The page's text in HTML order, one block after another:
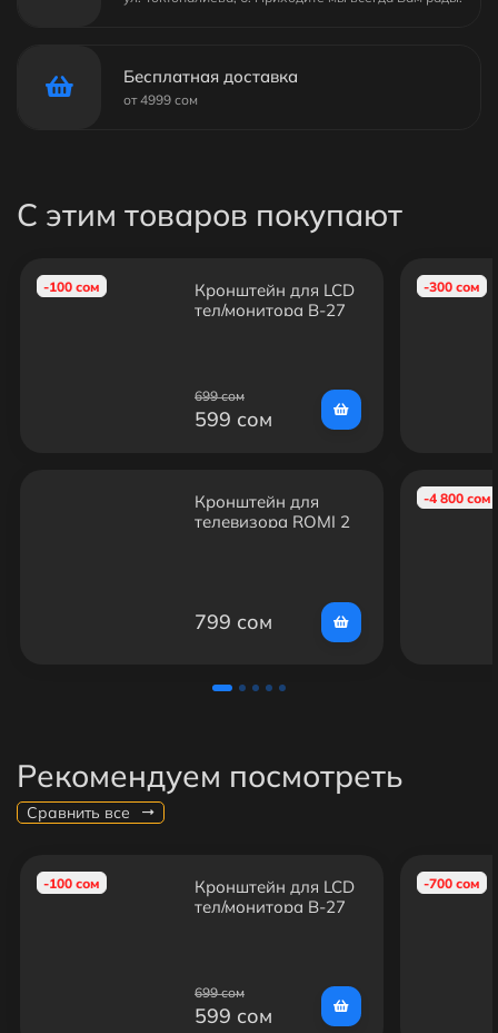
Бесплатная доставка
от 4999 сом
С этим товаров покупают
-100 сом
Кронштейн для LCD
тел/монитора B-27
699 сом
599 сом
Кронштейн для
телевизора ROMI 2
799 сом
-300 сом
-4 800 сом
Рекомендуем посмотреть
Сравнить все
-100 сом
Кронштейн для LCD
тел/монитора B-27
699 сом
599 сом
-700 сом